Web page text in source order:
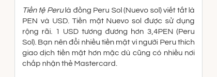
Tiền tệ Perulà đồng Peru Sol (Nuevo sol) viết tắt là
PEN và USD. Tiền mặt Nuevo sol được sử dụng
rộng rãi. 1 USD tương đương hơn 3,4PEN (Peru
Sol). Bạn nên đổi nhiều tiền mặt vì người Peru thích
giao dịch tiền mặt hơn mặc dù cũng có nhiều nơi
chấp nhận thẻ Mastercard.